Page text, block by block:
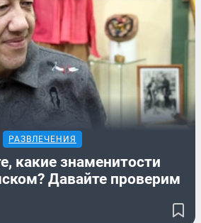
РАЗВЛЕЧЕНИЯ
какие знаменитости
Давайте проверим